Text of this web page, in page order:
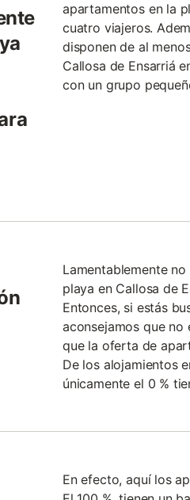
apartamentos en la
cuatro viajeros.
disponen de al
Callosa de Ensarriá
con un grupo
Lamentablemente
playa en Callosa de
Entonces, si estás
aconsejamos que no
que la oferta de
De los alojamientos
únicamente el 0 %
En efecto, aquí los